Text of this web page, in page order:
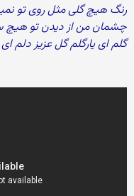
رنگ هیچ گلی مثل روی تو
چشمان من از دیدن تو هیچ
گلم ای یارگلم گل عزیز دلم ای